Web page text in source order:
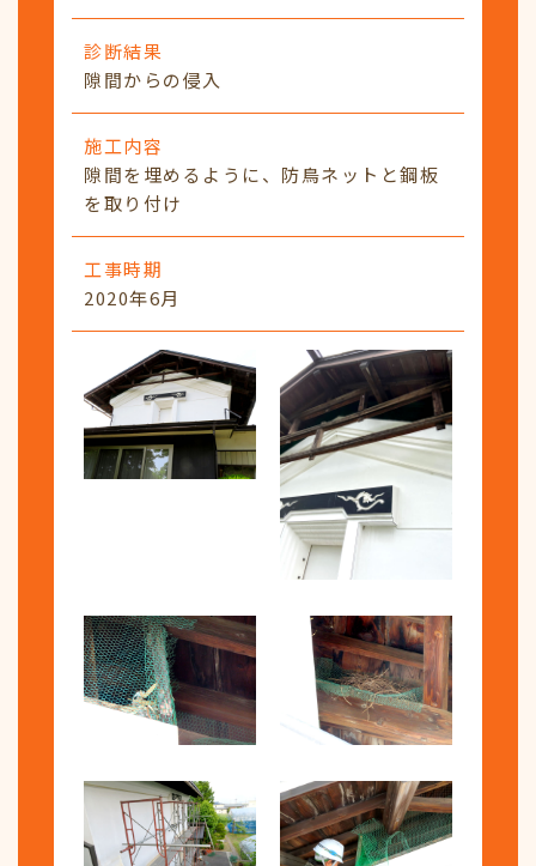
診断結果
隙間からの侵入
施工内容
隙間を埋めるように、防鳥ネットと鋼板
を取り付け
工事時期
2020年6月